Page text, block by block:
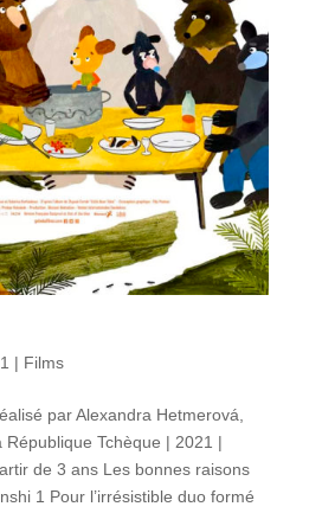
| Films
par Alexandra Hetmerová,
République Tchèque | 2021 |
de 3 ans Les bonnes raisons
1 Pour l’irrésistible duo formé